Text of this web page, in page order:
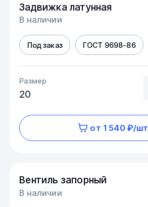
Задвижка латунная
В наличии
Под заказ ГОСТ 9698-86
Размер
20
от 1 540 ₽/шт
Вентиль запорный
В наличии